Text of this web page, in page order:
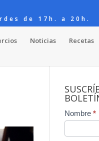
de 17h. a 20h.
Noticias Recetas
Contact
Us
Nombre *